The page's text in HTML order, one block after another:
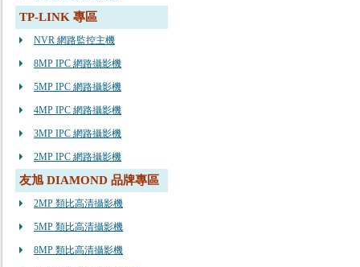
TP-LINK 專區
NVR 網路監控主機
8MP IPC 網路攝影機
5MP IPC 網路攝影機
4MP IPC 網路攝影機
3MP IPC 網路攝影機
2MP IPC 網路攝影機
友旭 DIAMOND 品牌專區
2MP 類比高清攝影機
5MP 類比高清攝影機
8MP 類比高清攝影機